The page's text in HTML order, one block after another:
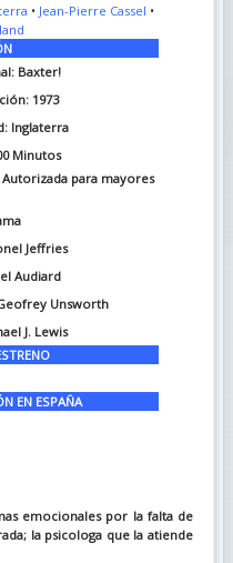
• Jean-Pierre Cassel •
Baxter!
1973
Inglaterra
Minutos
para mayores
Jeffries
Audiard
Unsworth
J. Lewis
EN ESPAÑA
emocionales por la falta de
la psicologa que la atiende